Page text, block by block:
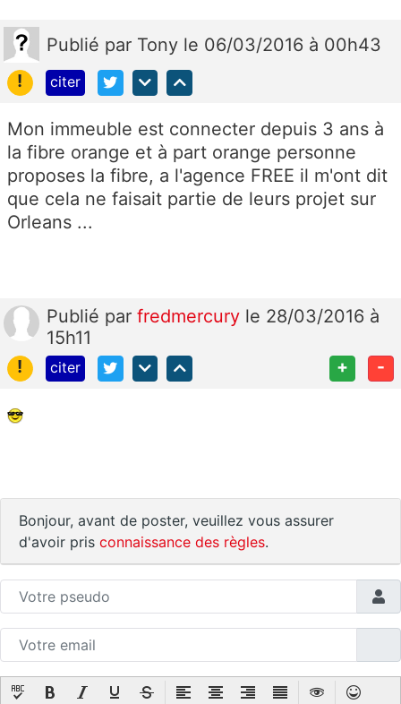
Publié par Tony le 06/03/2016 à 00h43
!
citer
Mon immeuble est connecter depuis 3 ans à
la fibre orange et à part orange personne
proposes la fibre, a l'agence FREE il m'ont dit
que cela ne faisait partie de leurs projet sur
Orleans ...
Publié par fredmercury le 28/03/2016 à
15h11
!
citer + -
Bonjour, avant de poster, veuillez vous assurer
d'avoir pris connaissance des règles.